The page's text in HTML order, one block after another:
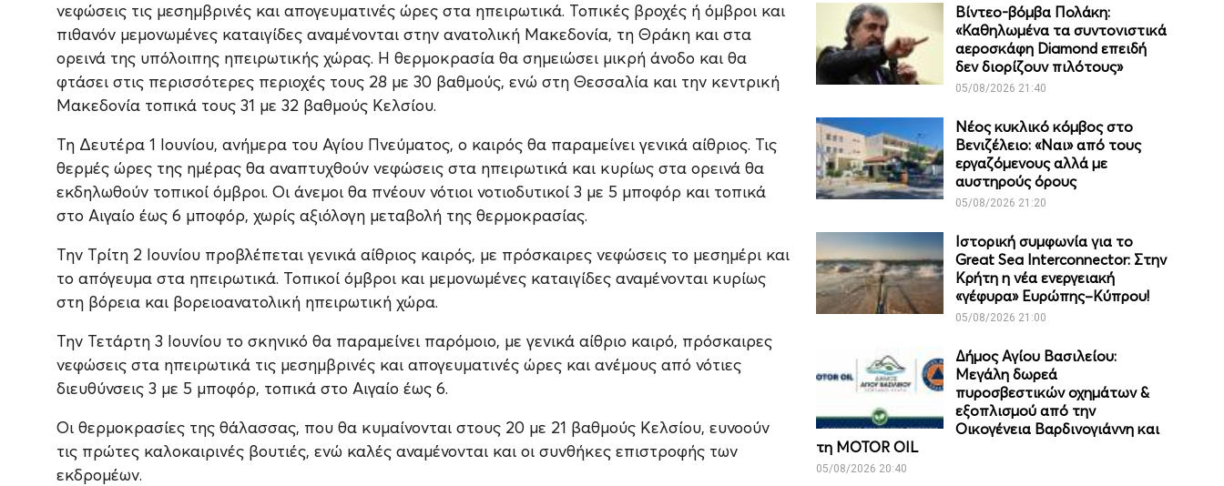
νεφώσεις τις μεσημβρινές και απογευματινές ώρες στα ηπειρωτικά. Τοπικές βροχές ή όμβροι και
πιθανόν μεμονωμένες καταιγίδες αναμένονται στην ανατολική Μακεδονία, τη Θράκη και στα
ορεινά της υπόλοιπης ηπειρωτικής χώρας. Η θερμοκρασία θα σημειώσει μικρή άνοδο και θα
φτάσει στις περισσότερες περιοχές τους 28 με 30 βαθμούς, ενώ στη Θεσσαλία και την κεντρική
Μακεδονία τοπικά τους 31 με 32 βαθμούς Κελσίου.
Τη Δευτέρα 1 Ιουνίου, ανήμερα του Αγίου Πνεύματος, ο καιρός θα παραμείνει γενικά αίθριος. Τις
θερμές ώρες της ημέρας θα αναπτυχθούν νεφώσεις στα ηπειρωτικά και κυρίως στα ορεινά θα
εκδηλωθούν τοπικοί όμβροι. Οι άνεμοι θα πνέουν νότιοι νοτιοδυτικοί 3 με 5 μποφόρ και τοπικά
στο Αιγαίο έως 6 μποφόρ, χωρίς αξιόλογη μεταβολή της θερμοκρασίας.
Την Τρίτη 2 Ιουνίου προβλέπεται γενικά αίθριος καιρός, με πρόσκαιρες νεφώσεις το μεσημέρι και
το απόγευμα στα ηπειρωτικά. Τοπικοί όμβροι και μεμονωμένες καταιγίδες αναμένονται κυρίως
στη βόρεια και βορειοανατολική ηπειρωτική χώρα.
Την Τετάρτη 3 Ιουνίου το σκηνικό θα παραμείνει παρόμοιο, με γενικά αίθριο καιρό, πρόσκαιρες
νεφώσεις στα ηπειρωτικά τις μεσημβρινές και απογευματινές ώρες και ανέμους από νότιες
διευθύνσεις 3 με 5 μποφόρ, τοπικά στο Αιγαίο έως 6.
Οι θερμοκρασίες της θάλασσας, που θα κυμαίνονται στους 20 με 21 βαθμούς Κελσίου, ευνοούν
τις πρώτες καλοκαιρινές βουτιές, ενώ καλές αναμένονται και οι συνθήκες επιστροφής των
εκδρομέων.
Βίντεο-βόμβα Πολάκη:
«Καθηλωμένα τα συντονιστικά
αεροσκάφη Diamond επειδή
δεν διορίζουν πιλότους»
05/08/2026 21:40
Νέος κυκλικό κόμβος στο
Βενιζέλειο: «Ναι» από τους
εργαζόμενους αλλά με
αυστηρούς όρους
05/08/2026 21:20
Ιστορική συμφωνία για το
Great Sea Interconnector: Στην
Κρήτη η νέα ενεργειακή
«γέφυρα» Ευρώπης–Κύπρου!
05/08/2026 21:00
Δήμος Αγίου Βασιλείου:
Μεγάλη δωρεά
πυροσβεστικών οχημάτων &
εξοπλισμού από την
Οικογένεια Βαρδινογιάννη και
τη MOTOR OIL
05/08/2026 20:40